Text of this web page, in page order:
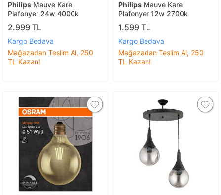
Philips Mauve Kare
Plafonyer 24w 4000k
2.999 TL
Kargo Bedava
Mağazadan Teslim Al, 250
TL Kazan!
Philips Mauve Kare
Plafonyer 12w 2700k
1.599 TL
Kargo Bedava
Mağazadan Teslim Al, 250
TL Kazan!